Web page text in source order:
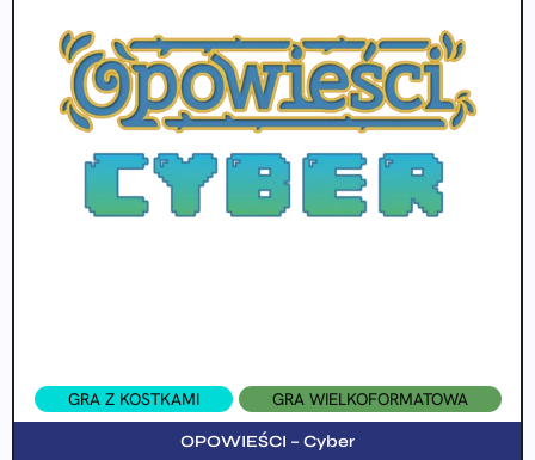
GRA Z KOSTKAMI GRA WIELKOFORMATOWA
OPOWIEŚCI – Cyber